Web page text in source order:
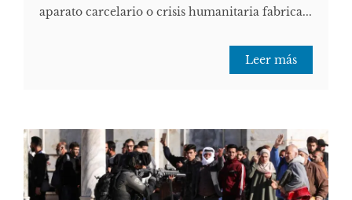
aparato carcelario o crisis humanitaria fabrica...
Leer más